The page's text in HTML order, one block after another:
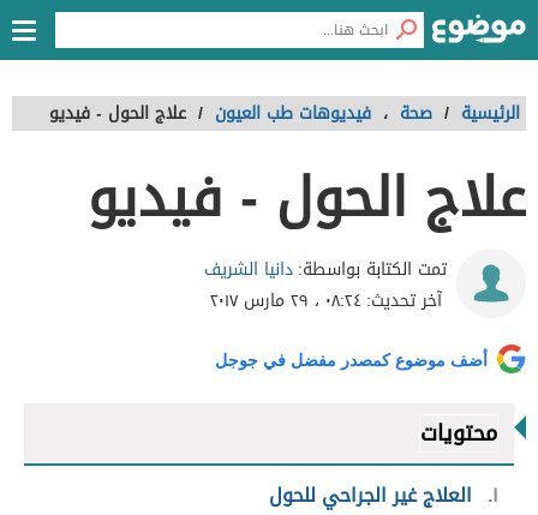
الرئيسية / صحة ، فيديوهات طب العيون / علاج الحول - فيديو
علاج الحول - فيديو
تمت الكتابة بواسطة:دانيا الشريف
آخر تحديث:٠٨:٢٤ ، ٢٩ مارس ٢٠١٧
أضف موضوع كمصدر مفضل في جوجل
محتويات
١
العلاج غير الجراحي للحول